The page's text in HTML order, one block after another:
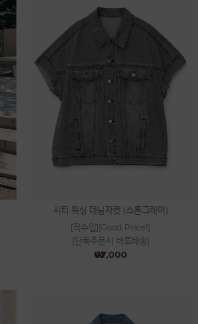
시티 워싱 데님자켓 (스톤그레이)
[직수입][Good Price!]
[단독주문시 바로배송]
₩67,000